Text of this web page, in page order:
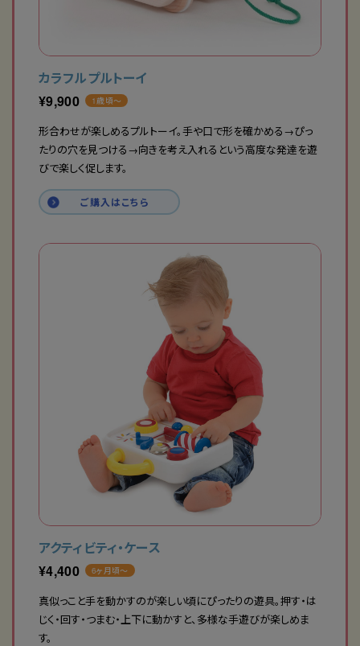
カラフルプルトーイ
¥9,900 1歳頃〜
形合わせが楽しめるプルトーイ。手や口で形を確かめる→ぴっ
たりの穴を見つける→向きを考え入れるという高度な発達を遊
びで楽しく促します。
ご購入はこちら
アクティビティ・ケース
¥4,400 6ヶ月頃〜
真似っこと手を動かすのが楽しい頃にぴったりの遊具。押す・は
じく・回す・つまむ・上下に動かすと、多様な手遊びが楽しめま
す。